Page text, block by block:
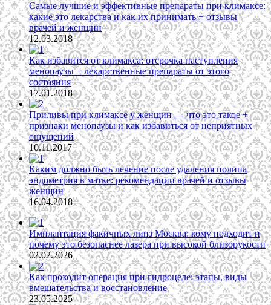
Самые лучшие и эффективные препараты при климаксе:
какие это лекарства и как их принимать + отзывы
врачей и женщин
12.03.2018
Как избавится от климакса: отсрочка наступления
менопаузы + лекарственные препараты от этого
состояния
17.01.2018
Приливы при климаксе у женщин — что это такое +
признаки менопаузы и как избавиться от неприятных
ощущений
10.11.2017
Каким должно быть лечение после удаления полипа
эндометрия в матке: рекомендации врачей и отзывы
женщин
16.04.2018
Имплантация факичных линз Москва: кому подходит и
почему это безопаснее лазера при высокой близорукости
02.02.2026
Как проходит операция при гидроцеле: этапы, виды
вмешательства и восстановление
23.05.2025